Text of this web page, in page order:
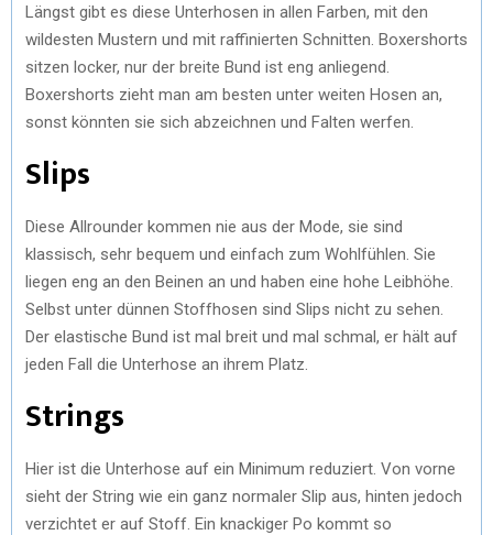
Längst gibt es diese Unterhosen in allen Farben, mit den
wildesten Mustern und mit raffinierten Schnitten. Boxershorts
sitzen locker, nur der breite Bund ist eng anliegend.
Boxershorts zieht man am besten unter weiten Hosen an,
sonst könnten sie sich abzeichnen und Falten werfen.
Slips
Diese Allrounder kommen nie aus der Mode, sie sind
klassisch, sehr bequem und einfach zum Wohlfühlen. Sie
liegen eng an den Beinen an und haben eine hohe Leibhöhe.
Selbst unter dünnen Stoffhosen sind Slips nicht zu sehen.
Der elastische Bund ist mal breit und mal schmal, er hält auf
jeden Fall die Unterhose an ihrem Platz.
Strings
Hier ist die Unterhose auf ein Minimum reduziert. Von vorne
sieht der String wie ein ganz normaler Slip aus, hinten jedoch
verzichtet er auf Stoff. Ein knackiger Po kommt so